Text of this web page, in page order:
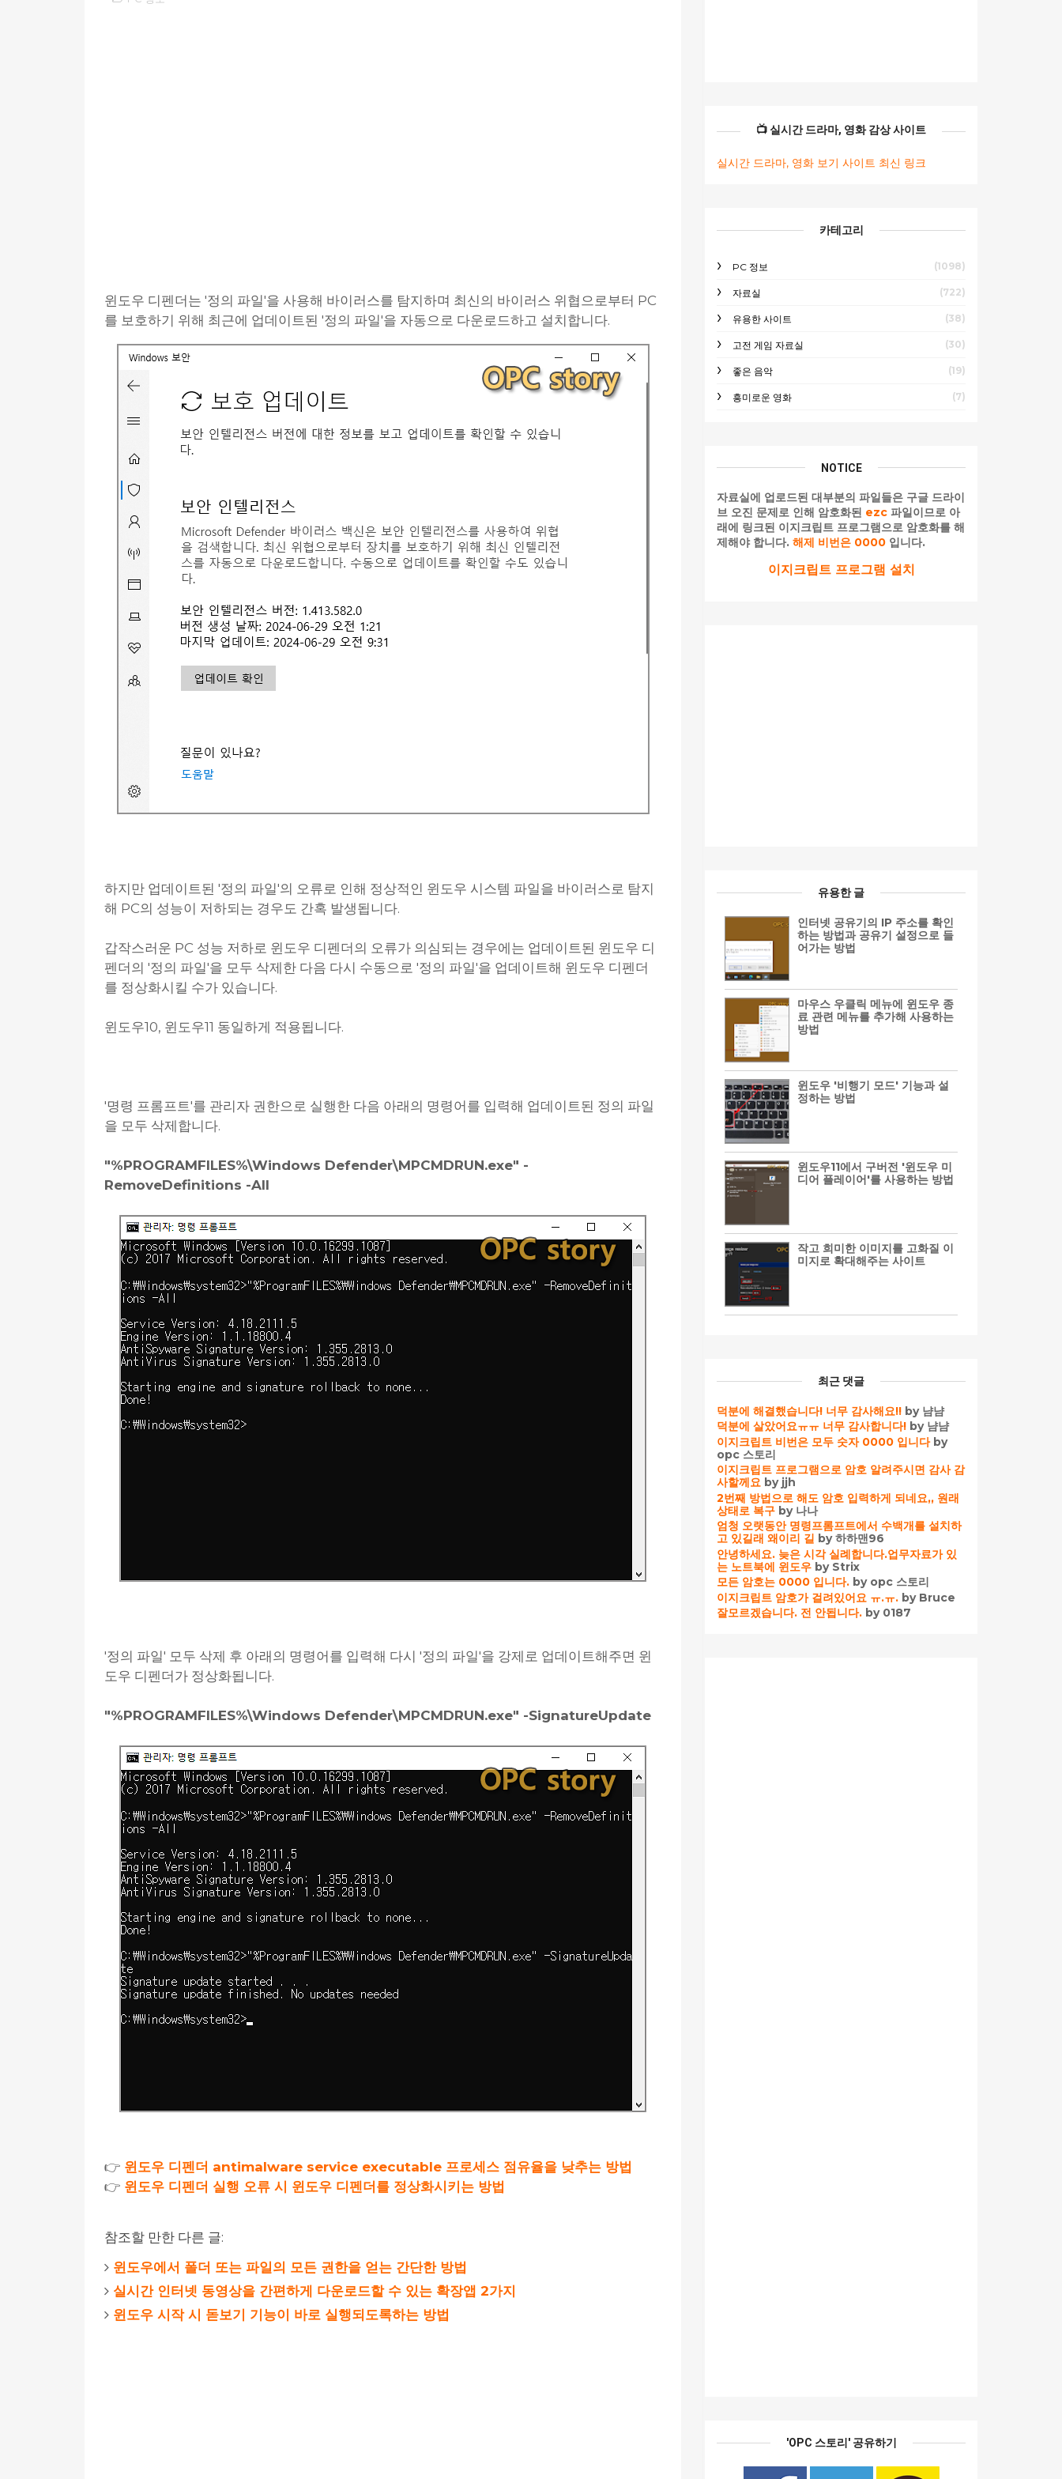
윈도우 디펜더는 '정의 파일'을 사용해 바이러스를 탐지하며 최신의 바이러스 위협으로부터 PC
를 보호하기 위해 최근에 업데이트된 '정의 파일'을 자동으로 다운로드하고 설치합니다.
하지만 업데이트된 '정의 파일'의 오류로 인해 정상적인 윈도우 시스템 파일을 바이러스로 탐지
해 PC의 성능이 저하되는 경우도 간혹 발생됩니다.
갑작스러운 PC 성능 저하로 윈도우 디펜더의 오류가 의심되는 경우에는 업데이트된 윈도우 디
펜더의 '정의 파일'을 모두 삭제한 다음 다시 수동으로 '정의 파일'을 업데이트해 윈도우 디펜더
를 정상화시킬 수가 있습니다.
윈도우10, 윈도우11 동일하게 적용됩니다.
'명령 프롬프트'를 관리자 권한으로 실행한 다음 아래의 명령어를 입력해 업데이트된 정의 파일
을 모두 삭제합니다.
"%PROGRAMFILES%\Windows Defender\MPCMDRUN.exe" -
RemoveDefinitions -All
'정의 파일' 모두 삭제 후 아래의 명령어를 입력해 다시 '정의 파일'을 강제로 업데이트해주면 윈
도우 디펜더가 정상화됩니다.
"%PROGRAMFILES%\Windows Defender\MPCMDRUN.exe" -SignatureUpdate
👉 윈도우 디펜더 antimalware service executable 프로세스 점유율을 낮추는 방법
👉 윈도우 디펜더 실행 오류 시 윈도우 디펜더를 정상화시키는 방법
참조할 만한 다른 글:
윈도우에서 폴더 또는 파일의 모든 권한을 얻는 간단한 방법
실시간 인터넷 동영상을 간편하게 다운로드할 수 있는 확장앱 2가지
윈도우 시작 시 돋보기 기능이 바로 실행되도록하는 방법
📺 실시간 드라마, 영화 감상 사이트
실시간 드라마, 영화 보기 사이트 최신 링크
카테고리
PC 정보 (1098)
자료실 (722)
유용한 사이트 (38)
고전 게임 자료실 (30)
좋은 음악 (19)
흥미로운 영화 (7)
NOTICE
자료실에 업로드된 대부분의 파일들은 구글 드라이
브 오진 문제로 인해 암호화된 ezc 파일이므로 아
래에 링크된 이지크립트 프로그램으로 암호화를 해
제해야 합니다. 해제 비번은 0000 입니다.
이지크립트 프로그램 설치
유용한 글
인터넷 공유기의 IP 주소를 확인
하는 방법과 공유기 설정으로 들
어가는 방법
마우스 우클릭 메뉴에 윈도우 종
료 관련 메뉴를 추가해 사용하는
방법
윈도우 '비행기 모드' 기능과 설
정하는 방법
윈도우11에서 구버전 '윈도우 미
디어 플레이어'를 사용하는 방법
작고 희미한 이미지를 고화질 이
미지로 확대해주는 사이트
최근 댓글
덕분에 해결했습니다! 너무 감사해요!! by 냠냠
덕분에 살았어요ㅠㅠ 너무 감사합니다! by 냠냠
이지크립트 비번은 모두 숫자 0000 입니다by
opc 스토리
이지크립트 프로그램으로 암호 알려주시면 감사 감
사할께요 by jjh
2번째 방법으로 해도 암호 입력하게 되네요,, 원래
상태로 복구 by 나나
엄청 오랫동안 명령프롬프트에서 수백개를 설치하
고 있길래 왜이리 길 by 하하맨96
안녕하세요. 늦은 시각 실례합니다.업무자료가 있
는 노트북에 윈도우 by Strix
모든 암호는 0000 입니다. by opc 스토리
이지크립트 암호가 걸려있어요 ㅠ.ㅠ. by Bruce
잘모르겠습니다. 전 안됩니다. by 0187
'OPC 스토리' 공유하기